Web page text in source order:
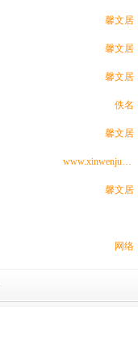
馨文居
馨文居
馨文居
佚名
馨文居
www.xinwenju.com
馨文居
网络